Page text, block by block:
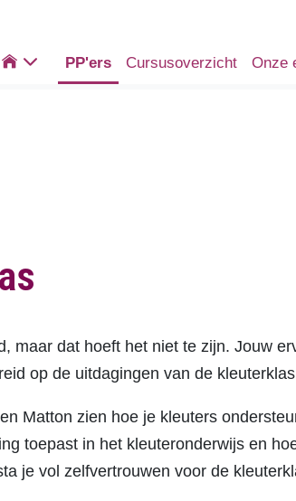
 PP'ers Cursusoverzicht Onze
maar dat hoeft het niet te zijn. Jouw
op de uitdagingen van de
Matton zien hoe je kleuters
toepast in het kleuteronderwijs en
je vol zelfvertrouwen voor de